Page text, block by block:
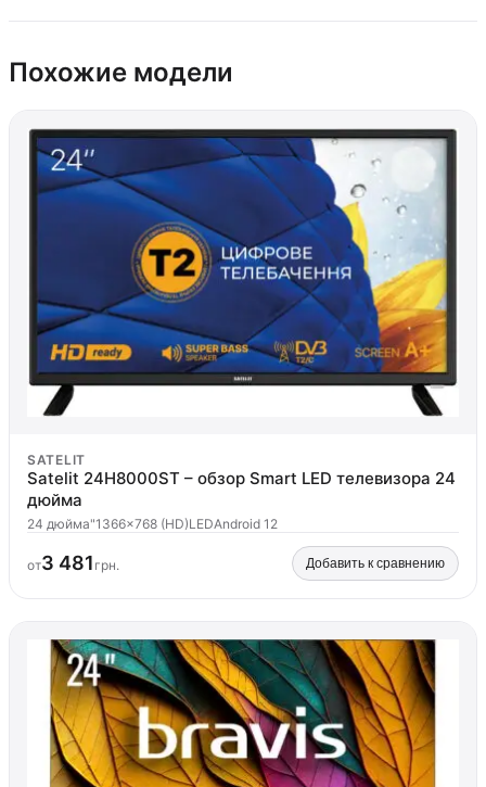
Похожие модели
SATELIT
Satelit 24H8000ST – обзор Smart LED телевизора 24
дюйма
24 дюйма"1366x768 (HD)LEDAndroid 12
от3 481 грн. Добавить к сравнению